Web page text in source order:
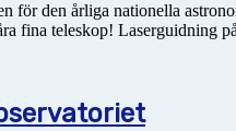
för den årliga nationella
fina teleskop! Laserguidning